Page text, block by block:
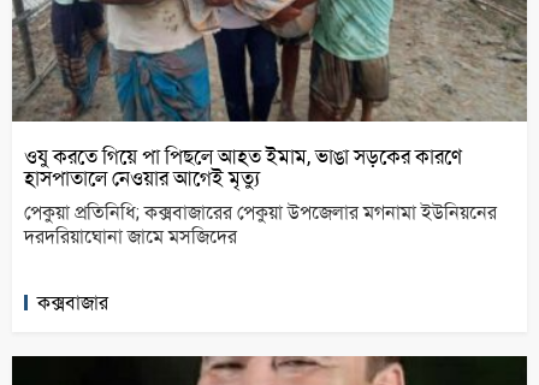
ওযু করতে গিয়ে পা পিছলে আহত ইমাম, ভাঙা সড়কের কারণে
হাসপাতালে নেওয়ার আগেই মৃত্যু
পেকুয়া প্রতিনিধি; কক্সবাজারের পেকুয়া উপজেলার মগনামা ইউনিয়নের
দরদরিয়াঘোনা জামে মসজিদের
কক্সবাজার